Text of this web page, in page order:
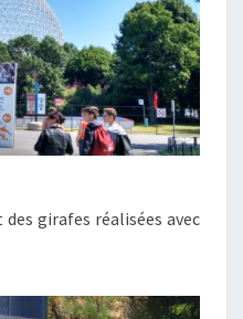
girafes réalisées avec